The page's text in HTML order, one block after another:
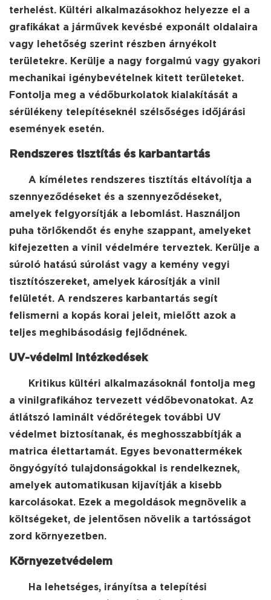
terhelést. Kültéri alkalmazásokhoz helyezze el a
grafikákat a járművek kevésbé exponált oldalaira
vagy lehetőség szerint részben árnyékolt
területekre. Kerülje a nagy forgalmú vagy gyakori
mechanikai igénybevételnek kitett területeket.
Fontolja meg a védőburkolatok kialakítását a
sérülékeny telepítéseknél szélsőséges időjárási
események esetén.
Rendszeres tisztítás és karbantartás
A kíméletes rendszeres tisztítás eltávolítja a
szennyeződéseket és a szennyeződéseket,
amelyek felgyorsítják a lebomlást. Használjon
puha törlőkendőt és enyhe szappant, amelyeket
kifejezetten a vinil védelmére terveztek. Kerülje a
súroló hatású súrolást vagy a kemény vegyi
tisztítószereket, amelyek károsítják a vinil
felületét. A rendszeres karbantartás segít
felismerni a kopás korai jeleit, mielőtt azok a
teljes meghibásodásig fejlődnének.
UV-védelmi intézkedések
Kritikus kültéri alkalmazásoknál fontolja meg
a vinilgrafikához tervezett védőbevonatokat. Az
átlátszó laminált védőrétegek további UV
védelmet biztosítanak, és meghosszabbítják a
matrica élettartamát. Egyes bevonattermékek
öngyógyító tulajdonságokkal is rendelkeznek,
amelyek automatikusan kijavítják a kisebb
karcolásokat. Ezek a megoldások megnövelik a
költségeket, de jelentősen növelik a tartósságot
zord környezetben.
Környezetvédelem
Ha lehetséges, irányítsa a telepítési